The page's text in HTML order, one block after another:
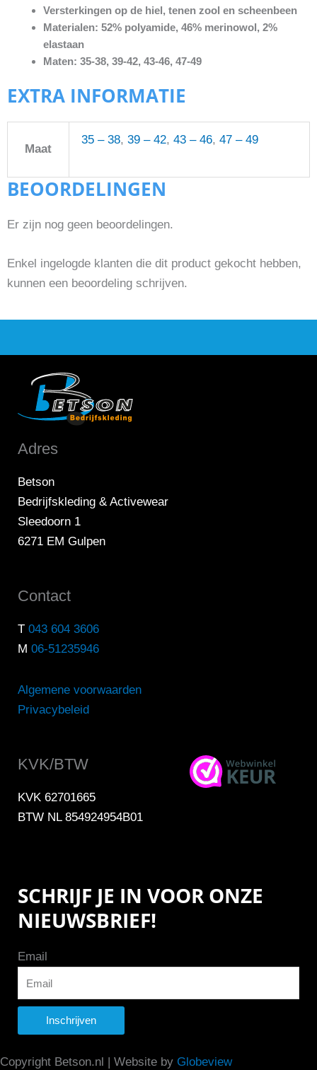
Versterkingen op de hiel, tenen zool en scheenbeen
Materialen: 52% polyamide, 46% merinowol, 2%
elastaan
Maten: 35-38, 39-42, 43-46, 47-49
EXTRA INFORMATIE
Maat
35 – 38, 39 – 42, 43 – 46, 47 – 49
BEOORDELINGEN
Er zijn nog geen beoordelingen.
Enkel ingelogde klanten die dit product gekocht hebben,
kunnen een beoordeling schrijven.
Adres
Betson
Bedrijfskleding & Activewear
Sleedoorn 1
6271 EM Gulpen
Contact
T 043 604 3606
M 06-51235946
Algemene voorwaarden
Privacybeleid
KVK/BTW
KVK 62701665
BTW NL 854924954B01
SCHRIJF JE IN VOOR ONZE
NIEUWSBRIEF!
Email
Inschrijven
Copyright Betson.nl | Website by Globeview